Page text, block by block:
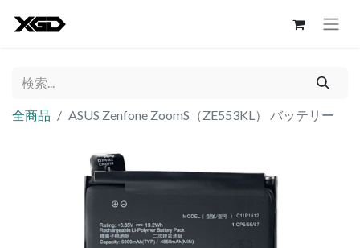
全商品 ASUS Zenfone ZoomS（ZE553KL） バッテリー